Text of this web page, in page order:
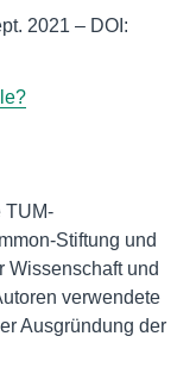
2021 – DOI:
TUM-
Stiftung und
Wissenschaft und
verwendete
Ausgründung der